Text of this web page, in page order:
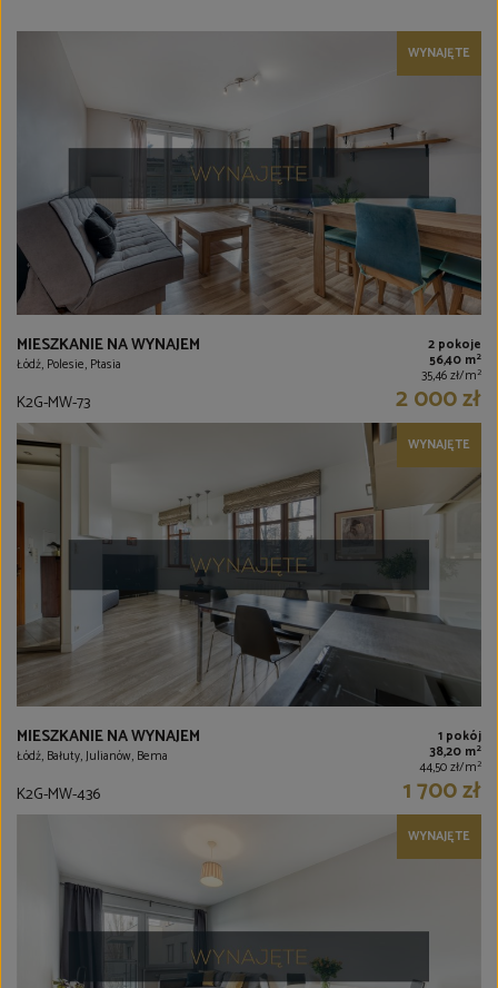
WYNAJĘTE
MIESZKANIE NA WYNAJEM
Łódź, Polesie, Ptasia
2 pokoje
56,40 m2
35,46 zł/m2
K2G-MW-73 2 000 zł
WYNAJĘTE
MIESZKANIE NA WYNAJEM
Łódź, Bałuty, Julianów, Bema
1 pokój
38,20 m2
44,50 zł/m2
K2G-MW-436 1 700 zł
WYNAJĘTE